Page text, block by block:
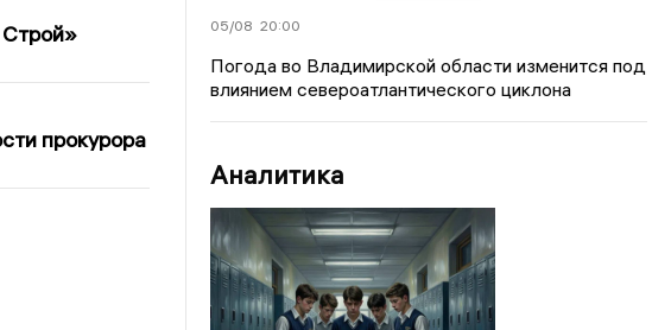
прокурора
05/08 20:00
Погода во Владимирской области изменится под
влиянием североатлантического циклона
Аналитика